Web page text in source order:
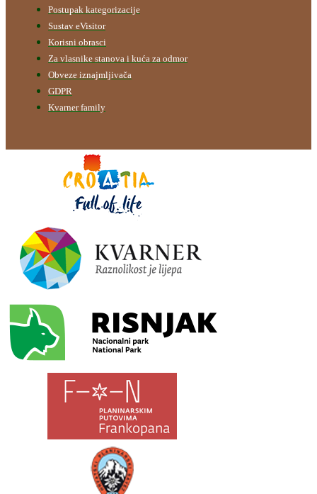
Postupak kategorizacije
Sustav eVisitor
Korisni obrasci
Za vlasnike stanova i kuća za odmor
Obveze iznajmljivača
GDPR
Kvarner family